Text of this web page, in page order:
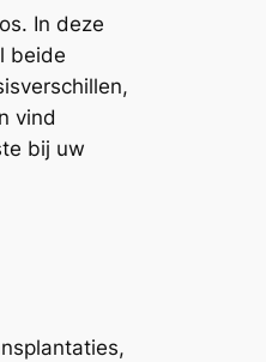
In deze
beide
vind
bij uw